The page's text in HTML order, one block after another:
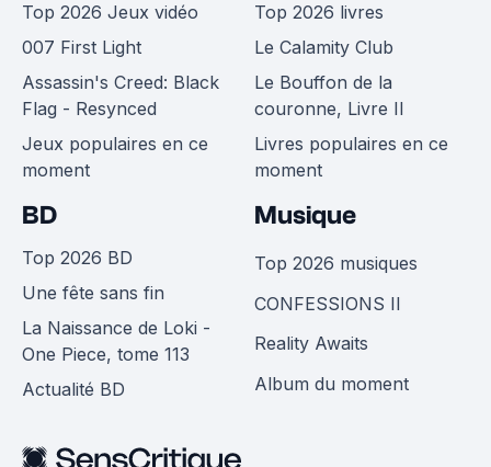
Top 2026 Jeux vidéo
007 First Light
Assassin's Creed: Black
Flag - Resynced
Jeux populaires en ce
moment
Top 2026 livres
Le Calamity Club
Le Bouffon de la
couronne, Livre II
Livres populaires en ce
moment
BD
Top 2026 BD
Une fête sans fin
La Naissance de Loki -
One Piece, tome 113
Actualité BD
Musique
Top 2026 musiques
CONFESSIONS II
Reality Awaits
Album du moment